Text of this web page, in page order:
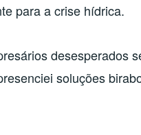
para a crise hídrica.
desesperados
soluções